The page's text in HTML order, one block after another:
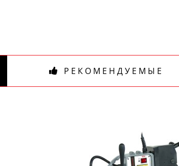
РЕКОМЕНДУЕМЫЕ